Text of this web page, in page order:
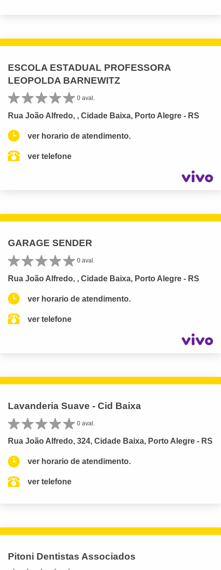
ESCOLA ESTADUAL PROFESSORA
LEOPOLDA BARNEWITZ
0 aval.
Rua João Alfredo, , Cidade Baixa, Porto Alegre - RS
ver horario de atendimento.
ver telefone
GARAGE SENDER
0 aval.
Rua João Alfredo, , Cidade Baixa, Porto Alegre - RS
ver horario de atendimento.
ver telefone
Lavanderia Suave - Cid Baixa
0 aval.
Rua João Alfredo, 324, Cidade Baixa, Porto Alegre - RS
ver horario de atendimento.
ver telefone
Pitoni Dentistas Associados